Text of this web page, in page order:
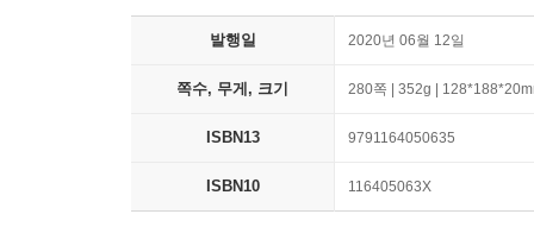
발행일 2020년 06월 12일
쪽수, 무게, 크기 280쪽 | 352g |
ISBN13 9791164050635
ISBN10 116405063X